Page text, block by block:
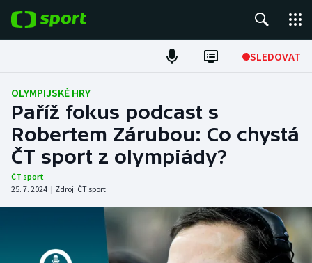
SLEDOVAT
Fotbal
Hokej
Tenis
Atletika
DALŠÍ SPORTY
OLYMPIJSKÉ HRY
Paříž fokus podcast s
Robertem Zárubou: Co chystá
ČT sport z olympiády?
ČT sport
25. 7. 2024 | Zdroj: ČT sport